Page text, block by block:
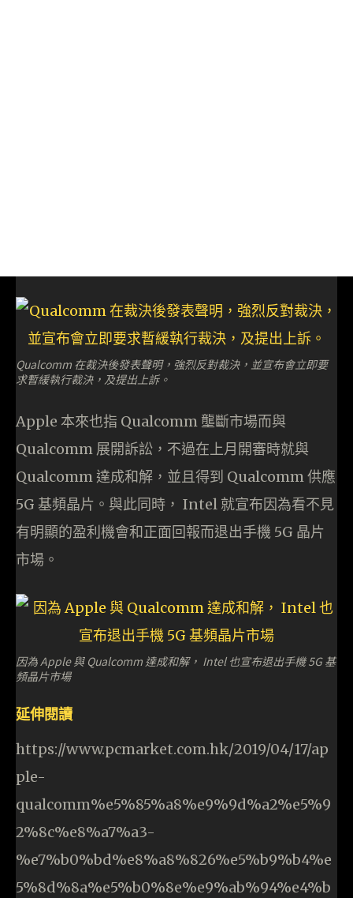
Qualcomm 在裁決後發表聲明，強烈反對裁決，並宣布會立即要
求暫緩執行裁決，及提出上訴。
Apple 本來也指 Qualcomm 壟斷市場而與
Qualcomm 展開訴訟，不過在上月開審時就與
Qualcomm 達成和解，並且得到 Qualcomm 供應
5G 基頻晶片。與此同時， Intel 就宣布因為看不見
有明顯的盈利機會和正面回報而退出手機 5G 晶片
市場。
因為 Apple 與 Qualcomm 達成和解， Intel 也宣布退出手機 5G 基
頻晶片市場
延伸閱讀
https://www.pcmarket.com.hk/2019/04/17/ap
ple-
qualcomm%e5%85%a8%e9%9d%a2%e5%9
2%8c%e8%a7%a3-
%e7%b0%bd%e8%a8%826%e5%b9%b4%e
5%8d%8a%e5%b0%8e%e9%ab%94%e4%b